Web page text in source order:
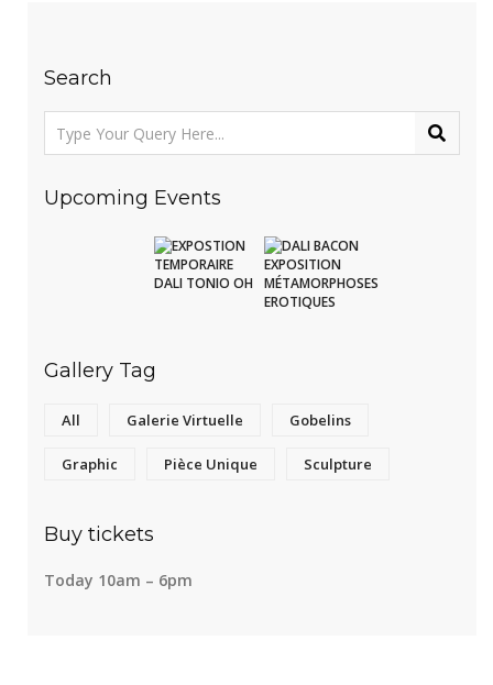
Search
Upcoming Events
Gallery Tag
All Galerie Virtuelle Gobelins
Graphic Pièce Unique Sculpture
Buy tickets
Today 10am – 6pm